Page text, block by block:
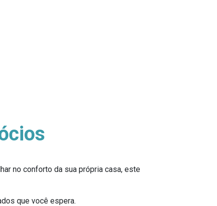
no conforto da sua própria casa, este
que você espera.